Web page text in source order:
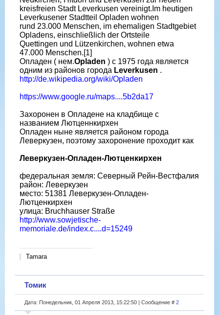
kreisfreien Stadt Leverkusen vereinigt.Im heutigen
Leverkusener Stadtteil Opladen wohnen
rund 23.000 Menschen, im ehemaligen Stadtgebiet
Opladens, einschließlich der Ortsteile
Quettingen und Lützenkirchen, wohnen etwa
47.000 Menschen.[1]
Опладен ( нем.Opladen ) с 1975 года является
одним из районов города Leverkusen .
http://de.wikipedia.org/wiki/Opladen
https://www.google.ru/maps....5b2da17
Захоронен в Опладене на кладбище с
названием Лютценнкирхен
Опладен ныне является районом города
Леверкузен, поэтому захоронение проходит как
Леверкузен-Опладен-Лютценкирхен
федеральная земля: Северный Рейн-Вестфалия
район: Леверкузен
место: 51381 Леверкузен-Опладен-
Лютценкирхен
улица: Bruchhauser Straße
http://www.sowjetische-
memoriale.de/index.c....d=15249
Tamara
Томик
Дата: Понедельник, 01 Апреля 2013, 15:22:50 | Сообщение # 2